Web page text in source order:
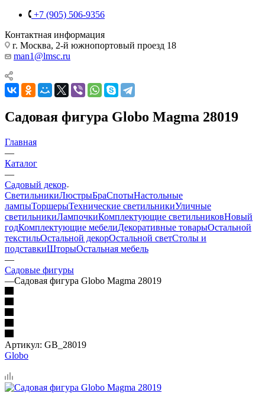
+7 (905) 506-9356
Контактная информация
г. Москва, 2-й южнопортовый проезд 18
man1@lmsc.ru
Садовая фигура Globo Magma 28019
Главная
—
Каталог
—
Садовый декор
СветильникиЛюстрыБраСпотыНастольные
лампыТоршерыТехнические светильникиУличные
светильникиЛампочкиКомплектующие светильниковНовый
годКомплектующие мебелиДекоративные товарыОстальной
текстильОстальной декорОстальной светСтолы и
подставкиШторыОстальная мебель
—
Садовые фигуры
—Садовая фигура Globo Magma 28019
Артикул: GB_28019
Globo